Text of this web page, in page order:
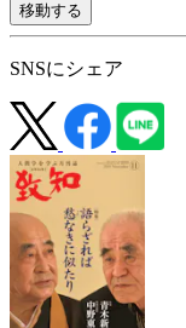
移動する
SNSにシェア